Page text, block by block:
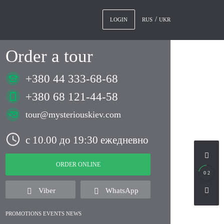
LOGIN RUS UKR
0 2
Order a tour
+380 44 333-68-68
+380 68 121-44-58
tour@mysteriouskiev.com
с 10.00 до 19:30 ежедневно
ORDER ONLINE
Viber WhatsApp
PROMOTIONS EVENTS NEWS